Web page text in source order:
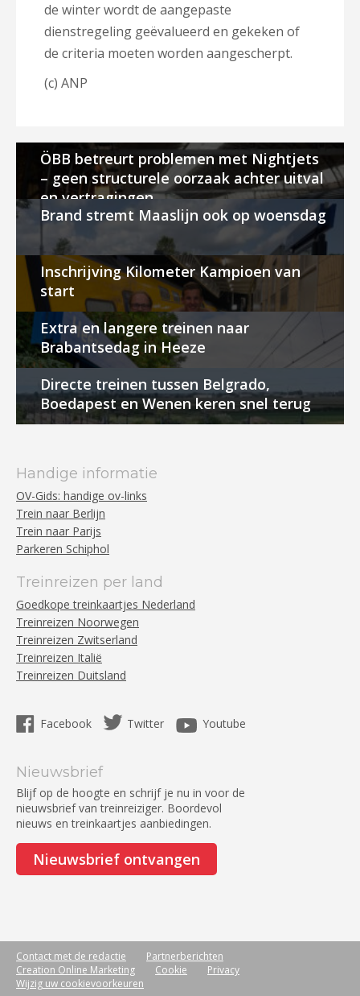
de winter wordt de aangepaste
dienstregeling geëvalueerd en gekeken of
de criteria moeten worden aangescherpt.
(c) ANP
ÖBB betreurt problemen met Nightjets
– geen structurele oorzaak achter uitval
en vertragingen
Brand stremt Maaslijn ook op woensdag
Inschrijving Kilometer Kampioen van
start
Extra en langere treinen naar
Brabantsedag in Heeze
Directe treinen tussen Belgrado,
Boedapest en Wenen keren snel terug
Handige informatie
OV-Gids: handige ov-links
Trein naar Berlijn
Trein naar Parijs
Parkeren Schiphol
Treinreizen per land
Goedkope treinkaartjes Nederland
Treinreizen Noorwegen
Treinreizen Zwitserland
Treinreizen Italië
Treinreizen Duitsland
Facebook Twitter Youtube
Nieuwsbrief
Blijf op de hoogte en schrijf je nu in voor de
nieuwsbrief van treinreiziger. Boordevol
nieuws en treinkaartjes aanbiedingen.
Nieuwsbrief ontvangen
Contact met de redactie
Partnerberichten
Creation Online Marketing
Cookie
Privacy
Wijzig uw cookievoorkeuren